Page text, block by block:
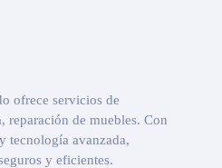
ofrece servicios de
reparación de muebles. Con
tecnología avanzada,
y eficientes.